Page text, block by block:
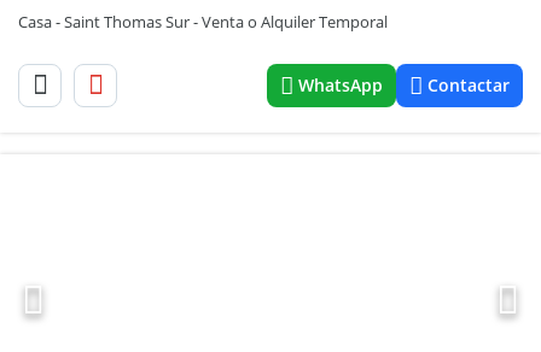
Casa - Saint Thomas Sur - Venta o Alquiler Temporal
WhatsApp Contactar